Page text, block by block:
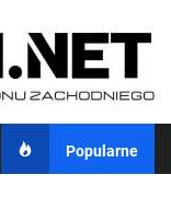
Popularne